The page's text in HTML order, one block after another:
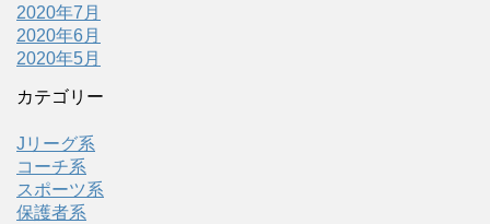
2020年7月
2020年6月
2020年5月
カテゴリー
Jリーグ系
コーチ系
スポーツ系
保護者系